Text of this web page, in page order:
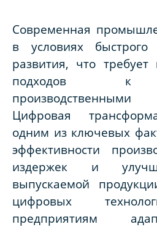
Современная
в условиях быстрого
развития, что
подходов к
Цифровая
одним из ключевых
эффективности
издержек и
выпускаемой
цифровых
предприятиям